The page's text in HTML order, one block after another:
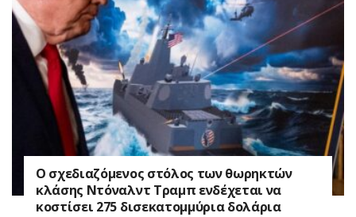
Ο σχεδιαζόμενος στόλος των θωρηκτών
κλάσης Ντόναλντ Τραμπ ενδέχεται να
κοστίσει 275 δισεκατομμύρια δολάρια